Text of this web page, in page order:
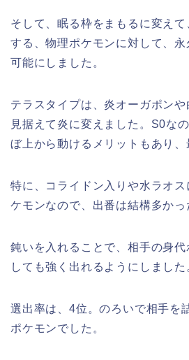
そして、眠る枠をまもるに変え
する、物理ポケモンに対して、
可能にしました。
テラスタイプは、炎オーガポン
見据えて炎に変えました。S0な
ぼ上から動けるメリットもあり、
特に、コライドン入りや水ラオ
ケモンなので、出番は結構多かっ
鈍いを入れることで、相手の身
しても強く出れるようにしました
選出率は、4位。のろいで相手を
ポケモンでした。